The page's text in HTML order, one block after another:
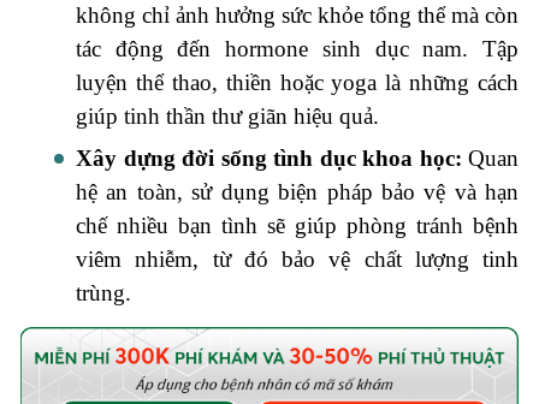
không chỉ ảnh hưởng sức khỏe tổng thể mà còn
tác động đến hormone sinh dục nam. Tập
luyện thể thao, thiền hoặc yoga là những cách
giúp tinh thần thư giãn hiệu quả.
Xây dựng đời sống tình dục khoa học:Quan
hệ an toàn, sử dụng biện pháp bảo vệ và hạn
chế nhiều bạn tình sẽ giúp phòng tránh bệnh
viêm nhiễm, từ đó bảo vệ chất lượng tinh
trùng.